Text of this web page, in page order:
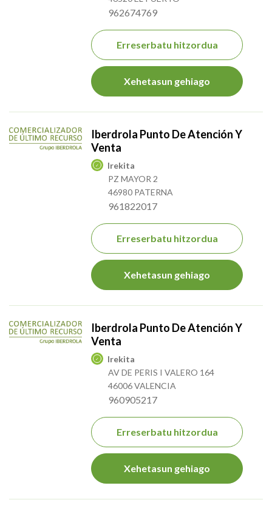
962674769
Erreserbatu hitzordua
Xehetasun gehiago
Iberdrola Punto De Atención Y
Venta
Irekita
PZ MAYOR 2
46980 PATERNA
961822017
Erreserbatu hitzordua
Xehetasun gehiago
Iberdrola Punto De Atención Y
Venta
Irekita
AV DE PERIS I VALERO 164
46006 VALENCIA
960905217
Erreserbatu hitzordua
Xehetasun gehiago